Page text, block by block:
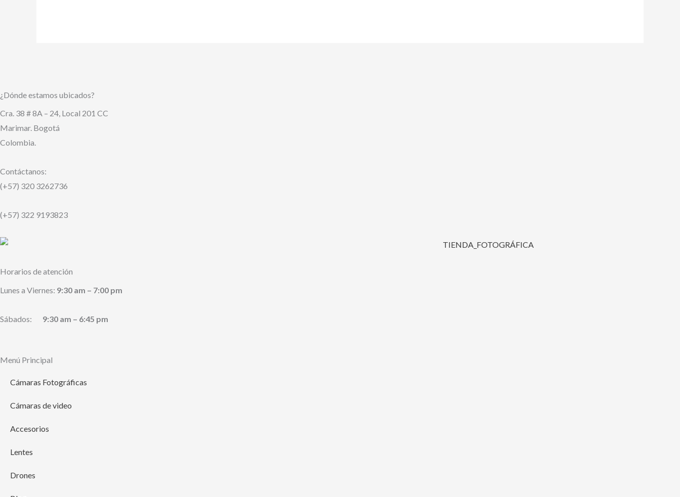
¿Dónde estamos ubicados?
Cra. 38 # 8A – 24, Local 201 CC
Marimar. Bogotá
Colombia.
Contáctanos:
(+57) 320 3262736
(+57) 322 9193823
Horarios de atención
Lunes a Viernes: 9:30 am – 7:00 pm
Sábados: 9:30 am – 6:45 pm
Menú Principal
Cámaras Fotográficas
Cámaras de video
Accesorios
Lentes
Drones